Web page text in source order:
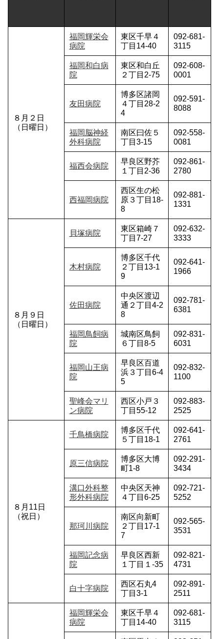
８月２日
（日曜日）
福岡輝栄会
病院
東区千早４
丁目14-40
092-681-
3115
福岡和白病
院
東区和白丘
２丁目2-75
092-608-
0001
友田病院
博多区諸岡
４丁目28-2
4
092-591-
8088
福岡脳神経
外科病院
南区曰佐５
丁目3-15
092-558-
0081
福西会病院
早良区野芥
１丁目2-36
092-861-
2780
西福岡病院
西区生の松
原３丁目18-
8
092-881-
1331
８月９日
（日曜日）
貝塚病院
東区箱崎７
丁目7-27
092-632-
3333
木村病院
博多区千代
２丁目13-1
9
092-641-
1966
佐田病院
中央区渡辺
通２丁目4-2
8
092-781-
6381
福岡鳥飼病
院
城南区鳥飼
６丁目8-5
092-831-
6031
福岡山王病
院
早良区百道
浜３丁目6-4
5
092-832-
1100
聖峰会マリ
ン病院
西区小戸３
丁目55-12
092-883-
2525
８月11日
（祝日）
千鳥橋病院
博多区千代
５丁目18-1
092-641-
2761
原三信病院
博多区大博
町1-8
092-291-
3434
溝口外科整
形外科病院
中央区天神
４丁目6-25
092-721-
5252
那珂川病院
南区向新町
２丁目17-1
7
092-565-
3531
福岡記念病
院
早良区西新
１丁目１-35
092-821-
4731
白十字病院
西区石丸4
丁目3-1
092-891-
2511
福岡輝栄会
病院
東区千早４
丁目14-40
092-681-
3115